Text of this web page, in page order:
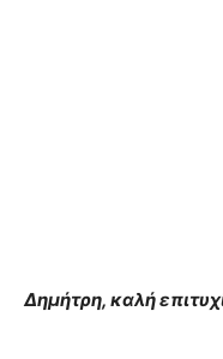
Δημήτρη, καλή